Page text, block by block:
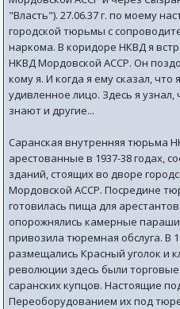
"Власть"). 27.06.37 г. по моему
городской тюрьмы с
наркома. В коридоре НКВД я
НКВД Мордовской АССР. Он
кому я. И когда я ему сказал, что
удивленное лицо. Здесь я узнал,
знают и другие...
Саранская внутренняя тюрьма
арестованные в 1937-38 годах,
зданий, стоящих во дворе
Мордовской АССР. Посредине
готовилась пища для
опорожнялись камерные
привозила тюремная обслуга. В
размещались Красный уголок и
революции здесь были
саранских купцов. Настоящие
Переоборудованием их под